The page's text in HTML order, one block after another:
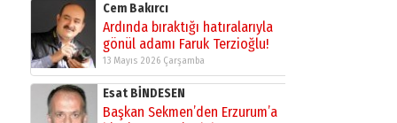
Cem Bakırcı
Ardında bıraktığı hatıralarıyla
gönül adamı Faruk Terzioğlu!
13 Mayıs 2026 Çarşamba
Esat BİNDESEN
Başkan Sekmen’den Erzurum’a